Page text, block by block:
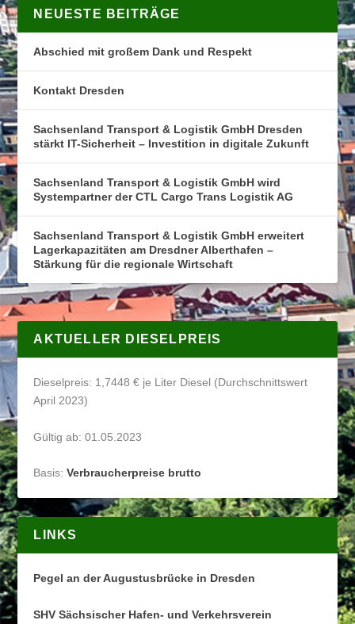
NEUESTE BEITRÄGE
Abschied mit großem Dank und Respekt
Kontakt Dresden
Sachsenland Transport & Logistik GmbH Dresden
stärkt IT-Sicherheit – Investition in digitale Zukunft
Sachsenland Transport & Logistik GmbH wird
Systempartner der CTL Cargo Trans Logistik AG
Sachsenland Transport & Logistik GmbH erweitert
Lagerkapazitäten am Dresdner Alberthafen –
Stärkung für die regionale Wirtschaft
AKTUELLER DIESELPREIS
Dieselpreis: 1,7448 € je Liter Diesel (Durchschnittswert
April 2023)
Gültig ab: 01.05.2023
Basis:Verbraucherpreise brutto
LINKS
Pegel an der Augustusbrücke in Dresden
SHV Sächsischer Hafen- und Verkehrsverein